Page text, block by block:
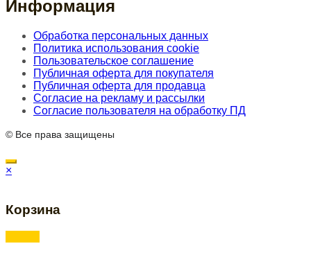
Информация
Обработка персональных данных
Политика использования cookie
Пользовательское соглашение
Публичная оферта для покупателя
Публичная оферта для продавца
Согласие на рекламу и рассылки
Согласие пользователя на обработку ПД
© Все права защищены
×
Корзина